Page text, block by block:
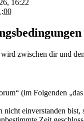
16:22
zwischen dir und
(im Folgenden
nicht einverstanden